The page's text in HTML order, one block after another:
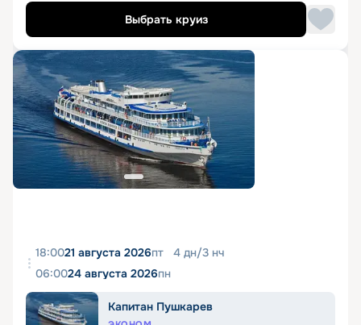
Выбрать круиз
18:0021 августа 2026пт 4 дн/3 нч
06:0024 августа 2026пн
Капитан Пушкарев